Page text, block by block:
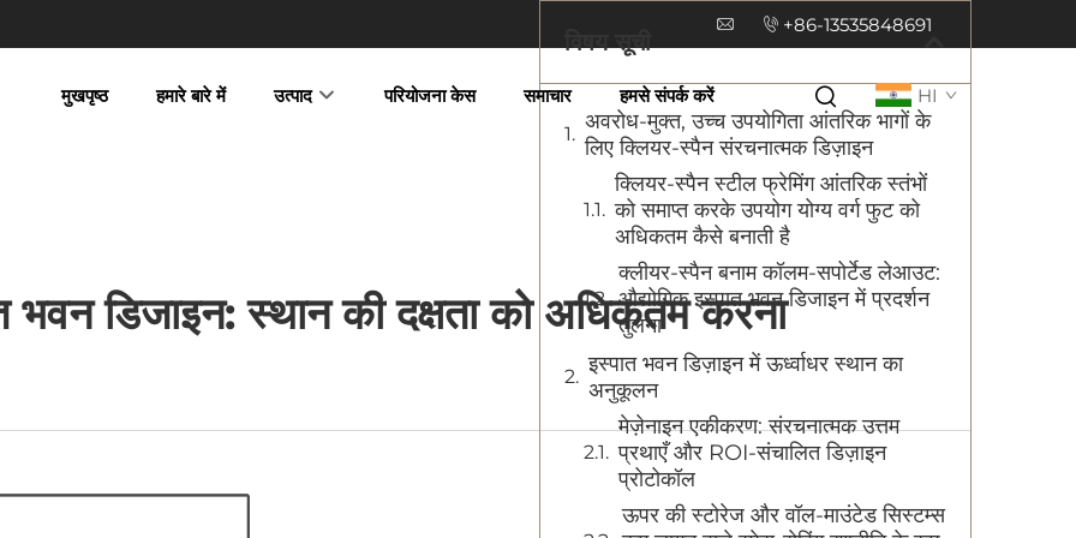
+86-13535848691
मुखपृष्ठ हमारे बारे में उत्पाद परियोजना केस समाचार हमसे संपर्क करें HI
डिजाइन: स्थान की दक्षता को अधिकतम करना
विषय सूची
अवरोध-मुक्त, उच्च उपयोगिता आंतरिक भागों के
लिए क्लियर-स्पैन संरचनात्मक डिज़ाइन
क्लियर-स्पैन स्टील फ्रेमिंग आंतरिक स्तंभों
को समाप्त करके उपयोग योग्य वर्ग फुट को
अधिकतम कैसे बनाती है
क्लीयर-स्पैन बनाम कॉलम-सपोर्टेड लेआउट:
औद्योगिक इस्पात भवन डिजाइन में प्रदर्शन
तुलना
इस्पात भवन डिज़ाइन में ऊर्ध्वाधर स्थान का
अनुकूलन
मेज़ेनाइन एकीकरण: संरचनात्मक उत्तम
प्रथाएँ और ROI-संचालित डिज़ाइन
प्रोटोकॉल
ऊपर की स्टोरेज और वॉल-माउंटेड सिस्टम्स